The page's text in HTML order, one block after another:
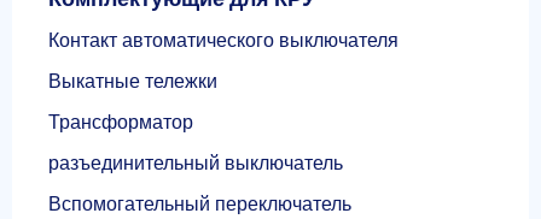
Контакт автоматического выключателя
Выкатные тележки
Трансформатор
разъединительный выключатель
Вспомогательный переключатель